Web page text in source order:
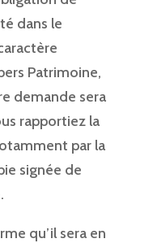
dans le
Patrimoine,
demande sera
rapportiez la
par la
signée de
qu’il sera en